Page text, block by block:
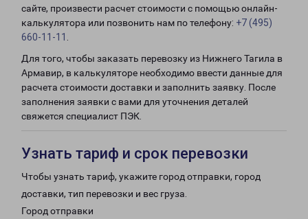
сайте, произвести расчет стоимости с помощью онлайн-
калькулятора или позвонить нам по телефону: +7 (495)
660-11-11
Для того, чтобы заказать перевозку из Нижнего Тагила в
Армавир, в калькуляторе необходимо ввести данные для
расчета стоимости доставки и заполнить заявку. После
заполнения заявки с вами для уточнения деталей
свяжется специалист ПЭК.
Узнать тариф и срок перевозки
Чтобы узнать тариф, укажите город отправки, город
доставки, тип перевозки и вес груза.
Город отправки